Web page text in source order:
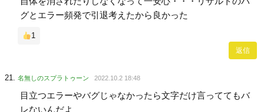
グとエラー頻発で引退考えたから良かった
1
返信
名無しのスプラトゥーン 2022.10.2 18:48
目立つエラーやバグじゃなかったら文字だけ言っててもバ
レないんだよ